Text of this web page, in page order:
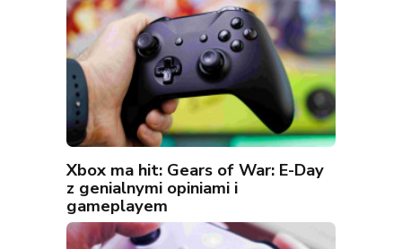
Xbox ma hit: Gears of War: E-Day
z genialnymi opiniami i
gameplayem